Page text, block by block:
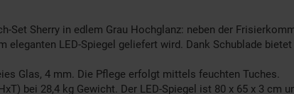
Sherry in edlem Grau Hochglanz: neben der
eleganten LED-Spiegel geliefert wird. Dank Schublade
Glas, 4 mm. Die Pflege erfolgt mittels feuchten Tuches.
bei 28,4 kg Gewicht. Der LED-Spiegel ist 80 x 65 x 3 cm